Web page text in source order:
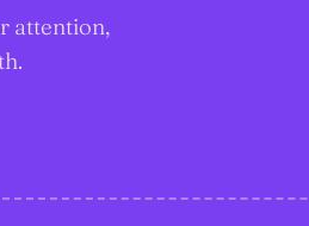
attention,